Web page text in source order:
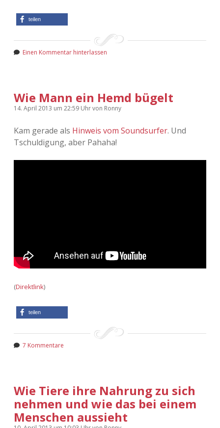
teilen
Einen Kommentar hinterlassen
Wie Mann ein Hemd bügelt
14. April 2013 um 22:59 Uhrvon Ronny
Kam gerade als Hinweis vom Soundsurfer. Und
Tschuldigung, aber Pahaha!
(Direktlink)
teilen
7 Kommentare
Wie Tiere ihre Nahrung zu sich
nehmen und wie das bei einem
Menschen aussieht